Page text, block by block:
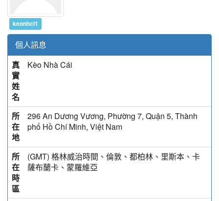
keonhci1
個人訊息
真
實
姓
名
Kèo Nhà Cái
所
在
地
296 An Dương Vương, Phường 7, Quận 5, Thành
phố Hồ Chí Minh, Việt Nam
所
在
時
區
(GMT) 格林威治時間、倫敦、都柏林、里斯本、卡
薩布蘭卡、蒙羅維亞